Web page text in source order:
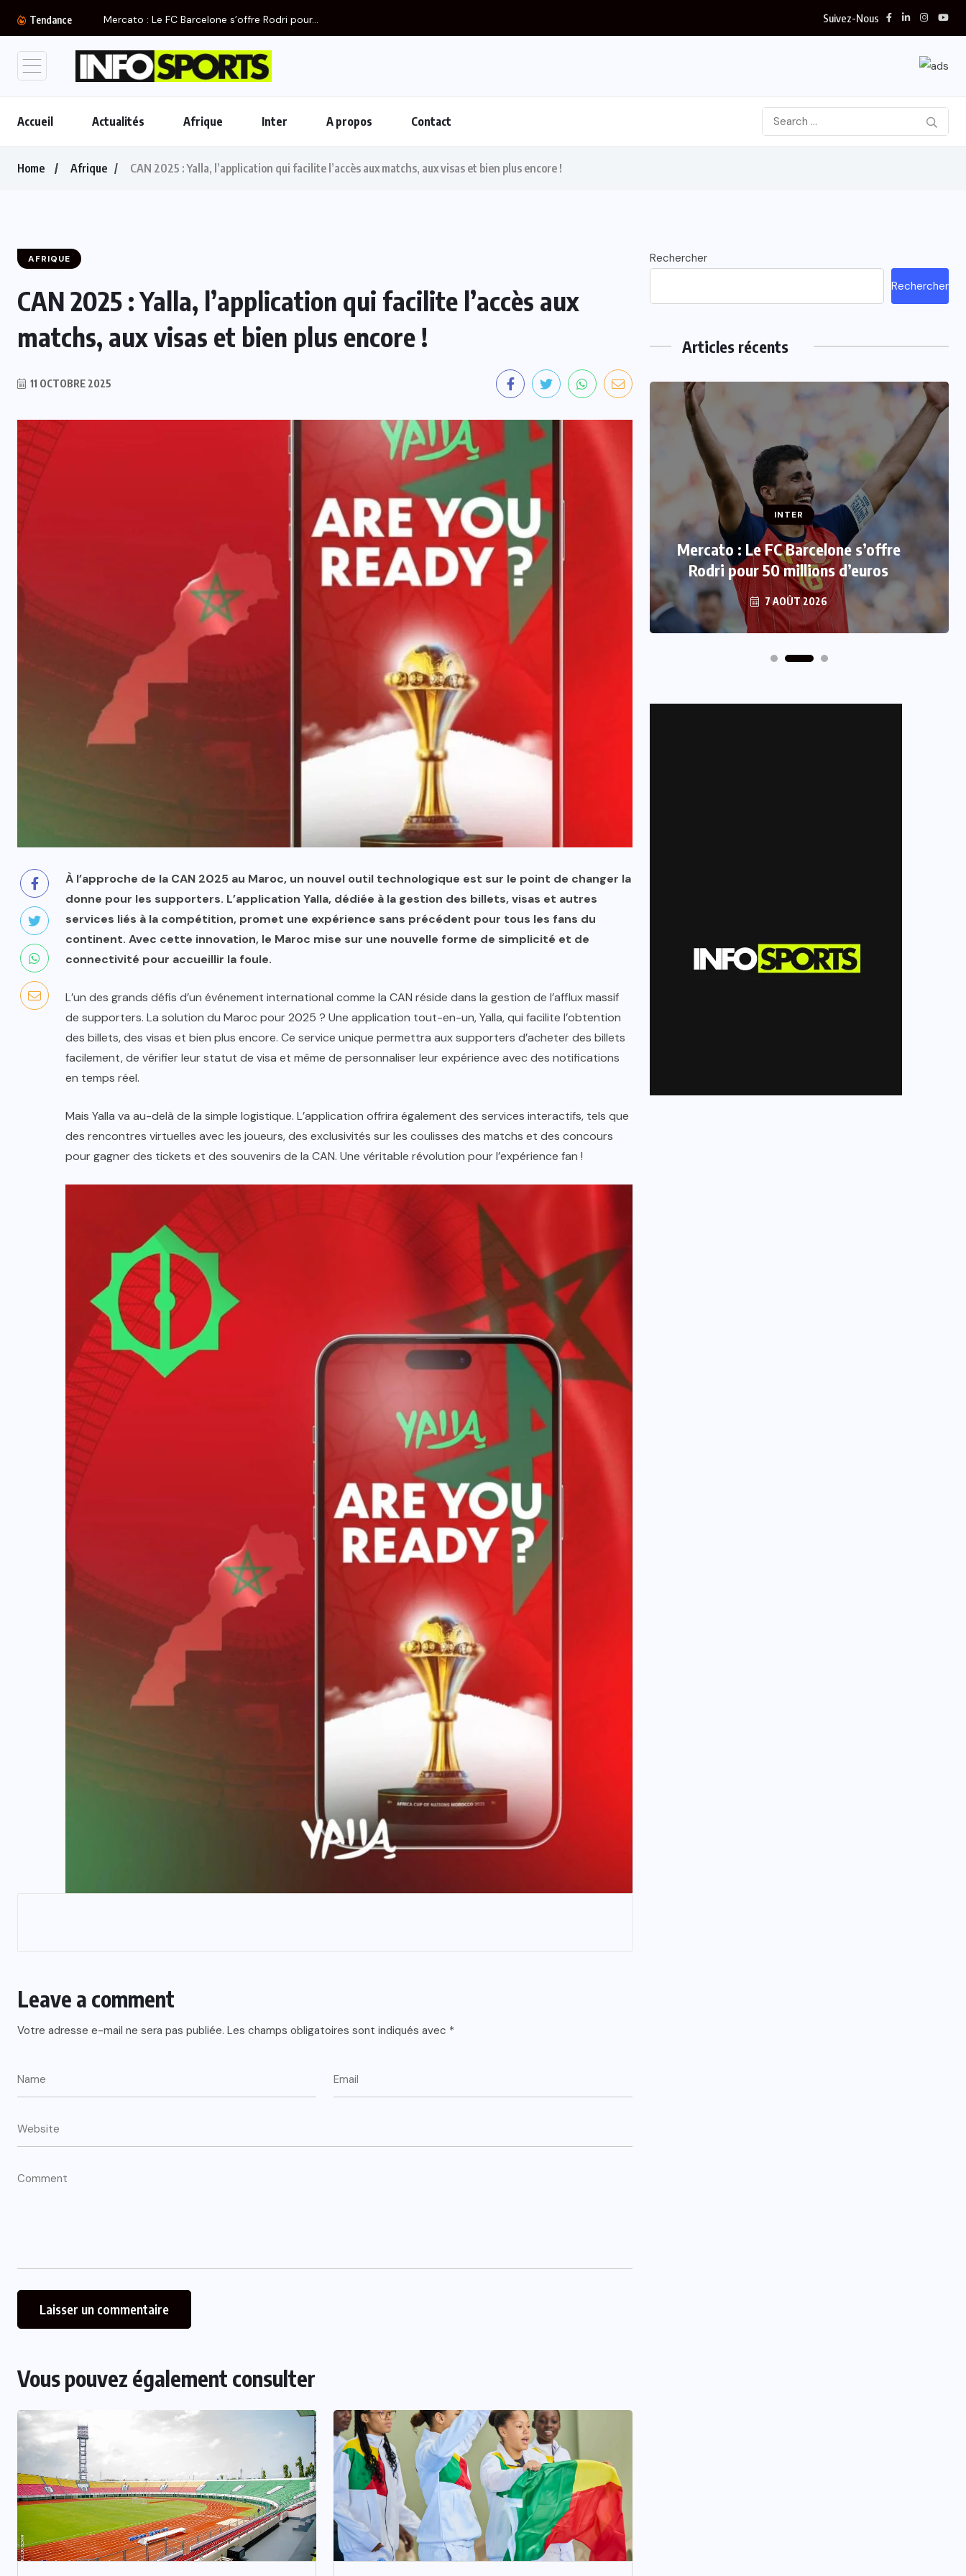
Tendance Mercato : Monaco s’intéresse à Romelu Lukaku, Naples... Suivez-Nous
Accueil Actualités Afrique Inter A propos Contact
Home Afrique CAN 2025 : Yalla, l’application qui facilite l’accès aux matchs, aux visas et bien plus encore !
AFRIQUE
CAN 2025 : Yalla, l’application qui facilite l’accès aux
matchs, aux visas et bien plus encore !
11 OCTOBRE 2025
À l’approche de la CAN 2025 au Maroc, un nouvel outil technologique est sur le point de changer la
donne pour les supporters. L’application Yalla, dédiée à la gestion des billets, visas et autres
services liés à la compétition, promet une expérience sans précédent pour tous les fans du
continent. Avec cette innovation, le Maroc mise sur une nouvelle forme de simplicité et de
connectivité pour accueillir la foule.
L’un des grands défis d’un événement international comme la CAN réside dans la gestion de l’afflux massif
de supporters. La solution du Maroc pour 2025 ? Une application tout-en-un, Yalla, qui facilite l’obtention
des billets, des visas et bien plus encore. Ce service unique permettra aux supporters d’acheter des billets
facilement, de vérifier leur statut de visa et même de personnaliser leur expérience avec des notifications
en temps réel.
Mais Yalla va au-delà de la simple logistique. L’application offrira également des services interactifs, tels que
des rencontres virtuelles avec les joueurs, des exclusivités sur les coulisses des matchs et des concours
pour gagner des tickets et des souvenirs de la CAN. Une véritable révolution pour l’expérience fan !
Leave a comment
Votre adresse e-mail ne sera pas publiée. Les champs obligatoires sont indiqués avec *
Vous pouvez également consulter
Rechercher
Rechercher
Articles récents
Tour de France Femmes : Kasia
Niewiadoma triomphe au Mont
Ventoux et s’empare du maillot
jaune
7 AOÛT 2026
INTER
Mercato : Le FC Barcelone s’offre
Rodri pour 50 millions d’euros
7 AOÛT 2026
INTER
Mercato : Monaco s’intéresse à
Romelu Lukaku, Naples prêt à le
laisser partir
7 AOÛT 2026